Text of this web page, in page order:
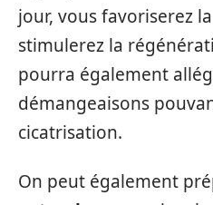
jour, vous favoriserez
stimulerez la
pourra également
démangeaisons
cicatrisation.
On peut également